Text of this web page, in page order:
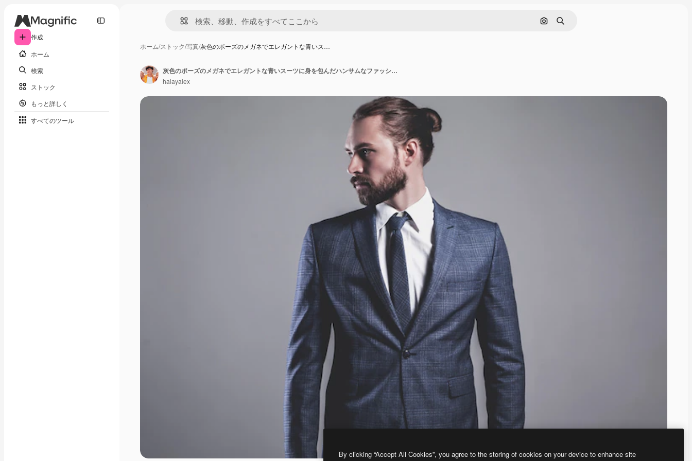
作成
ホーム
検索
ストック
もっと詳しく
すべてのツール
画像で検索
検索
ホーム/ストック/写真/灰色のポーズのメガネでエレガントな青いス…
灰色のポーズのメガネでエレガントな青いスーツに身を包んだハンサムなファッション実業家モデルの肖像
halayalex
By clicking “Accept All Cookies”, you agree to the storing of cookies on your device to enhance site